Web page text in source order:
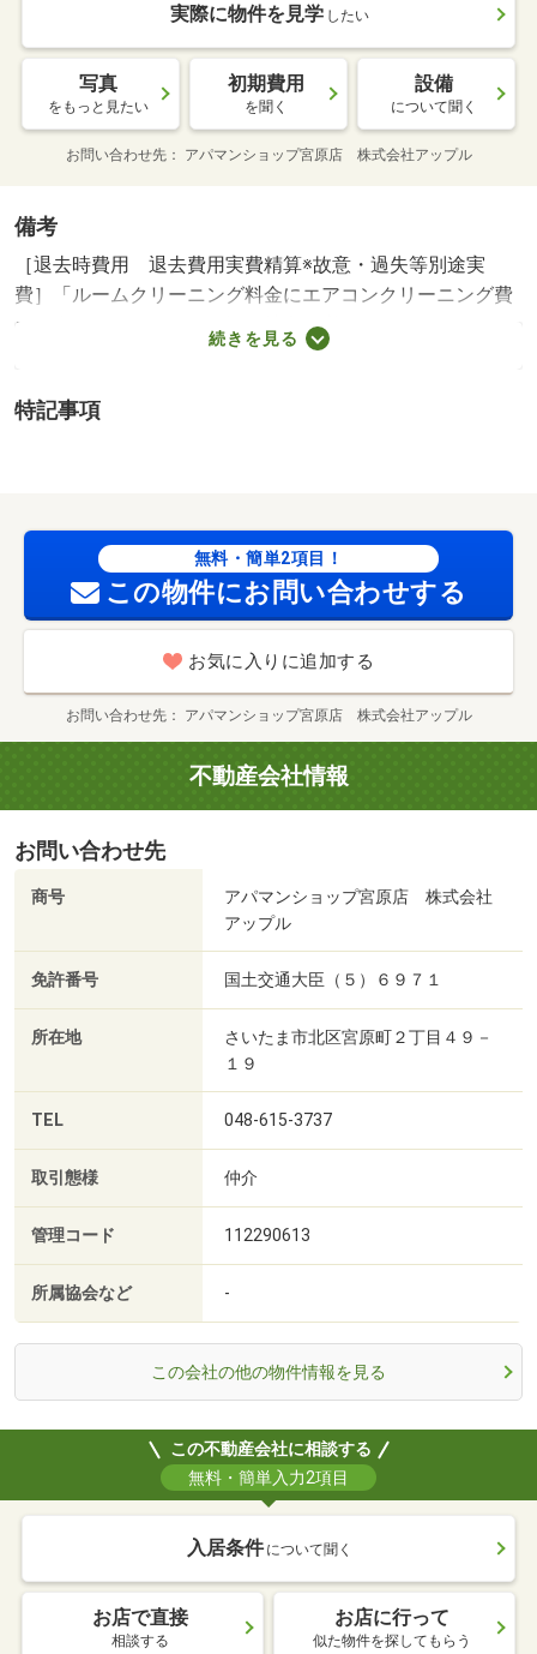
実際に物件を見学 したい
写真
をもっと見たい
初期費用
を聞く
設備
について聞く
お問い合わせ先 アパマンショップ宮原店 株式会社アップル
備考
［退去時費用 退去費用実費精算※故意・過失等別途実
費］「ルームクリーニング料金にエアコンクリーニング費
用を含みます。」 保証会社利用必須 イントラスト
機関保証加入必須。 機関保証料は月額賃料等総額の３．
扇小学校・１５４２ｍ さいたま市立土屋中学校・９７１
盟/Ｄ－ｒｏｏｍＣａｒｄ 16500円/ＩＣロック電池（初
回 2750円/室内清掃費用 88000円
続きを見る
特記事項
無料・簡単2項目！
この物件にお問い合わせする
お気に入りに追加する
お問い合わせ先 アパマンショップ宮原店 株式会社アップル
不動産会社情報
お問い合わせ先
商号
アパマンショップ宮原店 株式会社
アップル
免許番号 国土交通大臣（５）６９７１
所在地
さいたま市北区宮原町２丁目４９－
１９
TEL 048-615-3737
取引態様 仲介
管理コード 112290613
所属協会など -
この会社の他の物件情報を見る
この不動産会社に相談する
無料・簡単入力2項目
入居条件 について聞く
お店で直接
相談する
お店に行って
似た物件を探してもらう